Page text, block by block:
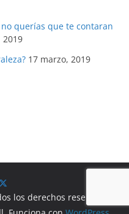
querías que te contaran
17 marzo, 2019
los derechos reservados.